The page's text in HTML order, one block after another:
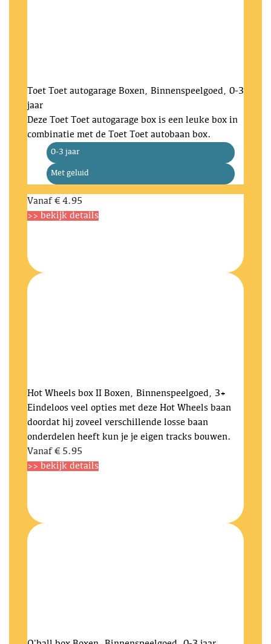
Toet Toet autogarage Boxen, Binnenspeelgoed, 0-3
jaar
Deze Toet Toet autogarage box is een leuke box in
combinatie met de Toet Toet autobaan box.
0-3 jaar
Met geluid
Vanaf € 4.95
>> bekijk details
Hot Wheels box II Boxen, Binnenspeelgoed, 3+
Eindeloos veel opties met deze Hot Wheels baan
doordat hij zoveel verschillende losse baan
onderdelen heeft kun je je eigen tracks bouwen.
Vanaf € 5.95
>> bekijk details